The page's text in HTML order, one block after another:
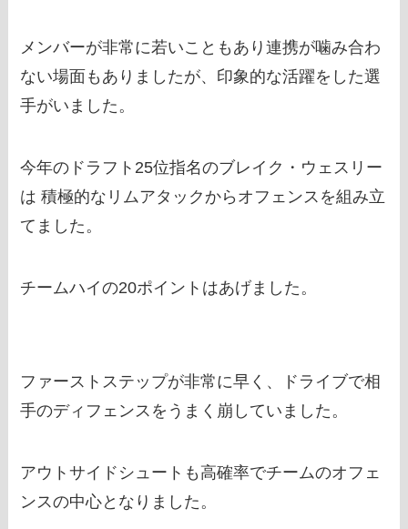
メンバーが非常に若いこともあり連携が噛み合わ
ない場面もありましたが、印象的な活躍をした選
手がいました。
今年のドラフト25位指名のブレイク・ウェスリー
は 積極的なリムアタックからオフェンスを組み立
てました。
チームハイの20ポイントはあげました。
ファーストステップが非常に早く、ドライブで相
手のディフェンスをうまく崩していました。
アウトサイドシュートも高確率でチームのオフェ
ンスの中心となりました。